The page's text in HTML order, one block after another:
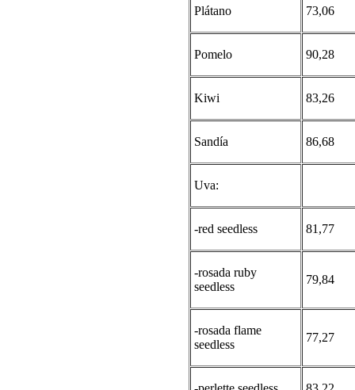
Plátano 73,06
Pomelo 90,28
Kiwi 83,26
Sandía 86,68
Uva:
-red seedless 81,77
-rosada ruby
seedless
79,84
-rosada flame
seedless
77,27